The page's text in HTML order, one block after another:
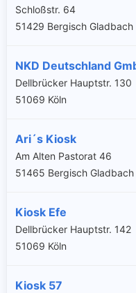
Schloßstr. 64
51429 Bergisch Gladbach
NKD Deutschland
Dellbrücker Hauptstr. 130
51069 Köln
Ari´s Kiosk
Am Alten Pastorat 46
51465 Bergisch Gladbach
Kiosk Efe
Dellbrücker Hauptstr. 142
51069 Köln
Kiosk 57